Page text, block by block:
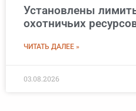
Установлены
охотничьих
ЧИТАТЬ ДАЛЕЕ »
03.08.2026